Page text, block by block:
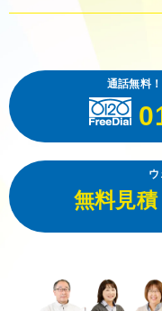
通話無料
無料見